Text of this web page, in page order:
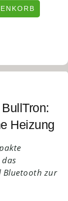
Heizung
Bluetooth zur